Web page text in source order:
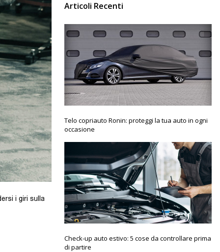
i giri sulla
Articoli Recenti
Telo copriauto Ronin: proteggi la tua auto in ogni
occasione
Check-up auto estivo: 5 cose da controllare prima
di partire